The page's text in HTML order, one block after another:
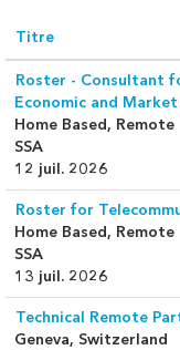
Titre
Roster - Consultant
Economic and
Home Based, Remote
SSA
12 juil. 2026
Roster for
Home Based, Remote
SSA
13 juil. 2026
Technical Remote
Geneva, Switzerland